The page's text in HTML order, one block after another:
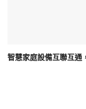
智慧家庭設備互聯互通